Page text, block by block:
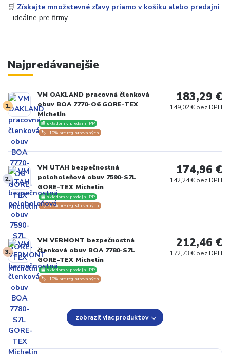
🛒 Získajte množstevné zľavy priamo v košíku alebo predajni
- ideálne pre firmy
Najpredávanejšie
1.
VM OAKLAND pracovná členková
obuv BOA 7770-O6 GORE-TEX
Michelin
🏬 skladom v predajni PP
🏷️ -10% pre registrovaných
183,29 €
149,02 € bez DPH
2.
VM UTAH bezpečnostná
poloholeňová obuv 7590-S7L
GORE-TEX Michelin
🏬 skladom v predajni PP
🏷️ -10% pre registrovaných
174,96 €
142,24 € bez DPH
3.
VM VERMONT bezpečnostná
členková obuv BOA 7780-S7L
GORE-TEX Michelin
🏬 skladom v predajni PP
🏷️ -10% pre registrovaných
212,46 €
172,73 € bez DPH
zobraziť viac produktov